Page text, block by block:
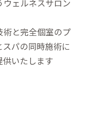
ウェルネスサロン
術と完全個室のプ
パの同時施術に
供いたします